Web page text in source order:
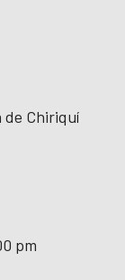
de Chiriquí
pm